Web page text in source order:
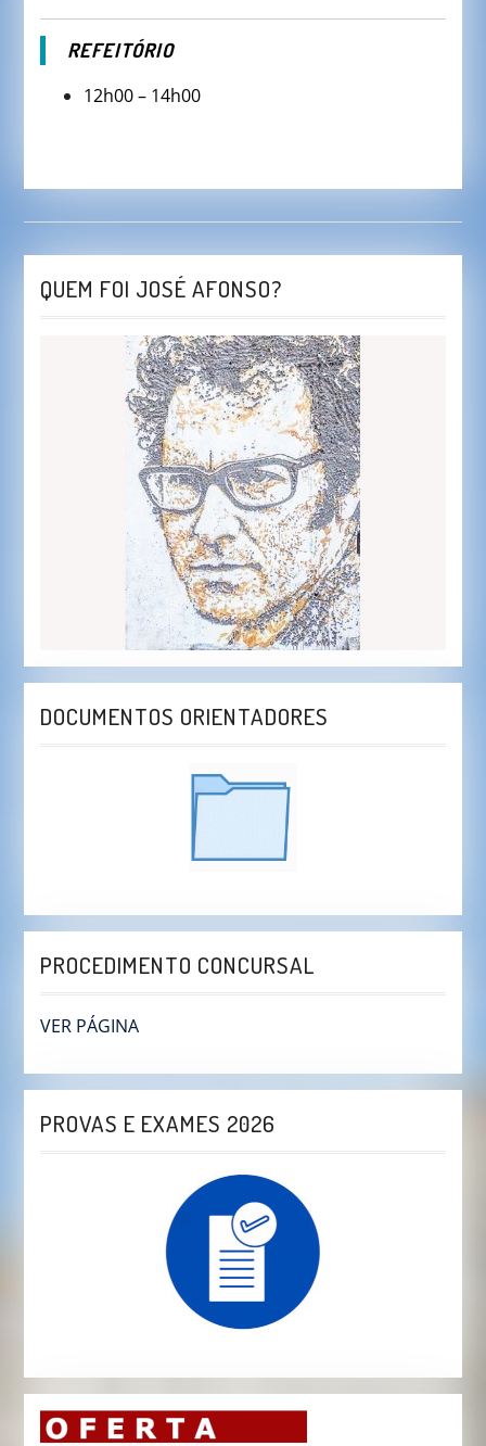
REFEITÓRIO
12h00 – 14h00
QUEM FOI JOSÉ AFONSO?
DOCUMENTOS ORIENTADORES
PROCEDIMENTO CONCURSAL
VER PÁGINA
PROVAS E EXAMES 2026